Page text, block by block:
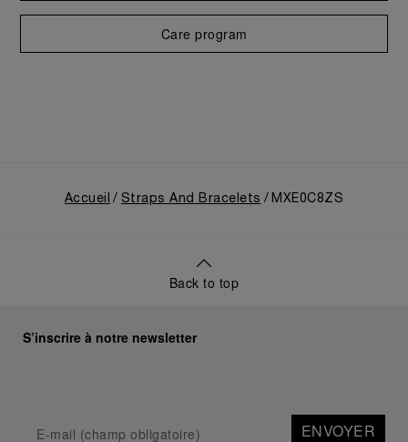
Care program
Accueil Straps And Bracelets MXE0C8ZS
Back to top
S’inscrire à notre newsletter
ENVOYER